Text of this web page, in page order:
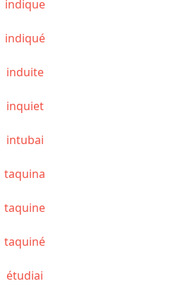
indique
indiqué
induite
inquiet
intubai
taquina
taquine
taquiné
étudiai